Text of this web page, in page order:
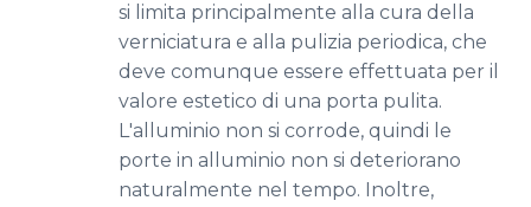
si limita principalmente alla cura della
verniciatura e alla pulizia periodica, che
deve comunque essere effettuata per il
valore estetico di una porta pulita.
L'alluminio non si corrode, quindi le
porte in alluminio non si deteriorano
naturalmente nel tempo. Inoltre,